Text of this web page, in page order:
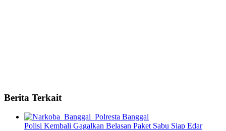
Berita Terkait
Polisi Kembali Gagalkan Belasan Paket Sabu Siap Edar